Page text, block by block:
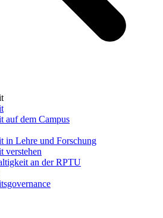
auf dem Campus
in Lehre und Forschung
verstehen
an der RPTU